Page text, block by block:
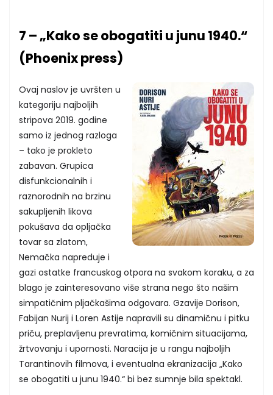
7 – „Kako se obogatiti u junu 1940.“
(Phoenix press)
Ovaj naslov je uvršten u
kategoriju najboljih
stripova 2019. godine
samo iz jednog razloga
– tako je prokleto
zabavan. Grupica
disfunkcionalnih i
raznorodnih na brzinu
sakupljenih likova
pokušava da opljačka
tovar sa zlatom,
Nemačka napreduje i
gazi ostatke francuskog otpora na svakom koraku, a za
blago je zainteresovano više strana nego što našim
simpatičnim pljačkašima odgovara. Gzavije Dorison,
Fabijan Nurij i Loren Astije napravili su dinamičnu i pitku
priču, preplavljenu prevratima, komičnim situacijama,
žrtvovanju i upornosti. Naracija je u rangu najboljih
Tarantinovih filmova, i eventualna ekranizacija „Kako
se obogatiti u junu 1940.“ bi bez sumnje bila spektakl.